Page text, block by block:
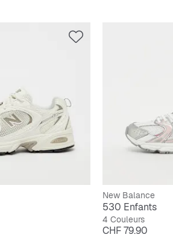
New Balance
530 Enfants
4 Couleurs
Prix
CHF 79.90